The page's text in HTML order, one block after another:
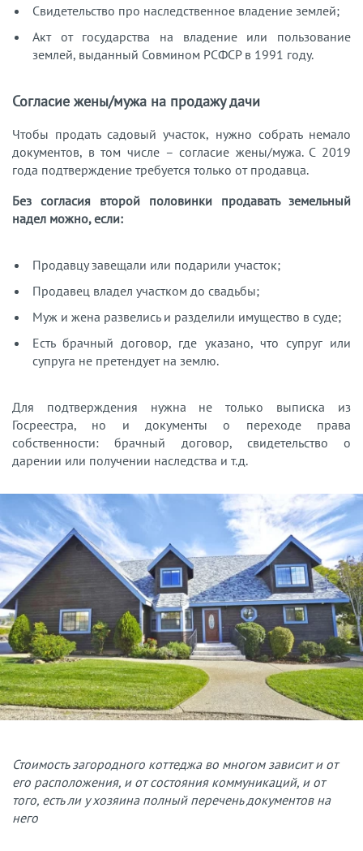
Свидетельство про наследственное владение землей;
Акт от государства на владение или пользование
землей, выданный Совмином РСФСР в 1991 году.
Согласие жены/мужа на продажу дачи
Чтобы продать садовый участок, нужно собрать немало
документов, в том числе – согласие жены/мужа. С 2019
года подтверждение требуется только от продавца.
Без согласия второй половинки продавать земельный
надел можно, если:
Продавцу завещали или подарили участок;
Продавец владел участком до свадьбы;
Муж и жена развелись и разделили имущество в суде;
Есть брачный договор, где указано, что супруг или
супруга не претендует на землю.
Для подтверждения нужна не только выписка из
Госреестра, но и документы о переходе права
собственности: брачный договор, свидетельство о
дарении или получении наследства и т.д.
Стоимость загородного коттеджа во многом зависит и от
его расположения, и от состояния коммуникаций, и от
того, есть ли у хозяина полный перечень документов на
него